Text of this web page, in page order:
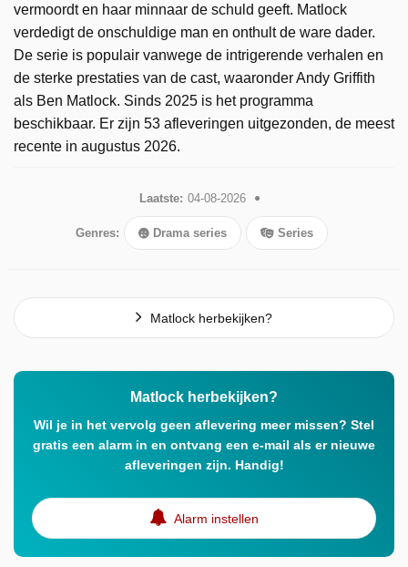
vermoordt en haar minnaar de schuld geeft. Matlock
verdedigt de onschuldige man en onthult de ware dader.
De serie is populair vanwege de intrigerende verhalen en
de sterke prestaties van de cast, waaronder Andy Griffith
als Ben Matlock. Sinds 2025 is het programma
beschikbaar. Er zijn 53 afleveringen uitgezonden, de meest
recente in augustus 2026.
Laatste: 04-08-2026
Genres: Drama series Series
Matlock herbekijken?
Matlock herbekijken?
Wil je in het vervolg geen aflevering meer missen? Stel
gratis een alarm in en ontvang een e-mail als er nieuwe
afleveringen zijn. Handig!
Alarm instellen